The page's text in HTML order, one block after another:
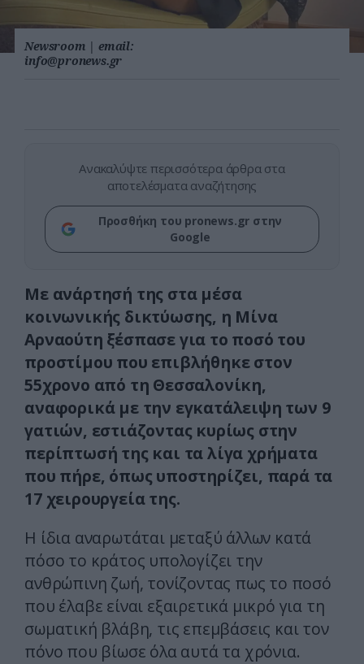
Newsroom | email:
info@pronews.gr
Ανακαλύψτε περισσότερα άρθρα στα
αποτελέσματα αναζήτησης
Προσθήκη του pronews.gr στην
Google
Με ανάρτησή της στα μέσα
κοινωνικής δικτύωσης, η Μίνα
Αρναούτη ξέσπασε για το ποσό του
προστίμου που επιβλήθηκε στον
55χρονο από τη Θεσσαλονίκη,
αναφορικά με την εγκατάλειψη των 9
γατιών, εστιάζοντας κυρίως στην
περίπτωσή της και τα λίγα χρήματα
που πήρε, όπως υποστηρίζει, παρά τα
17 χειρουργεία της.
Η ίδια αναρωτάται μεταξύ άλλων κατά
πόσο το κράτος υπολογίζει την
ανθρώπινη ζωή, τονίζοντας πως το ποσό
που έλαβε είναι εξαιρετικά μικρό για τη
σωματική βλάβη, τις επεμβάσεις και τον
πόνο που βίωσε όλα αυτά τα χρόνια.